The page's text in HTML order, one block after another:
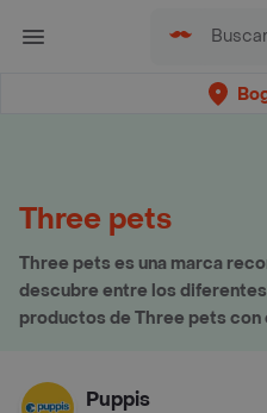
Three pets
Three pets es una marca
descubre entre los
productos de Three pets con
Puppis